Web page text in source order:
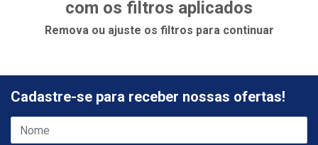
com os filtros aplicados
Remova ou ajuste os filtros para continuar
Cadastre-se para receber nossas ofertas!